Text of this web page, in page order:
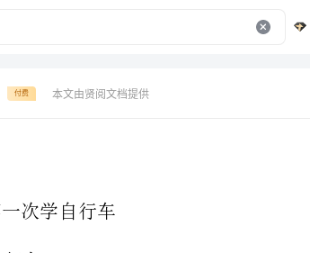
付费 本文由贤阅文档提供